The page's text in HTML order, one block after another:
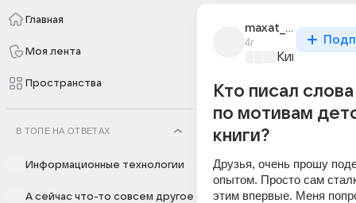
Главная
Моя лента
Пространства
В ТОПЕ НА ОТВЕТАХ
Информационные технологии
А сейчас что-то совсем другое
maxat_millionaire
4г
Киномания
Кто писал
по мотивам
книги?
Друзья, очень прошу
опытом. Просто сам
этим впервые. Меня